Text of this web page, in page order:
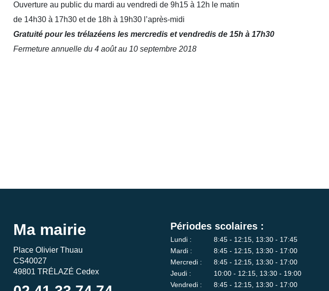
Ouverture au public du mardi au vendredi de 9h15 à 12h le matin
de 14h30 à 17h30 et de 18h à 19h30 l’après-midi
Gratuité pour les trélazéens les mercredis et vendredis de 15h à 17h30
Fermeture annuelle du 4 août au 10 septembre 2018
Ma mairie
Place Olivier Thuau
CS40027
49801 TRÉLAZÉ Cedex
Périodes scolaires :
Lundi :
8:45 - 12:15, 13:30 - 17:45
Mardi :
8:45 - 12:15, 13:30 - 17:00
Mercredi :
8:45 - 12:15, 13:30 - 17:00
Jeudi :
10:00 - 12:15, 13:30 - 19:00
Vendredi :
8:45 - 12:15, 13:30 - 17:00